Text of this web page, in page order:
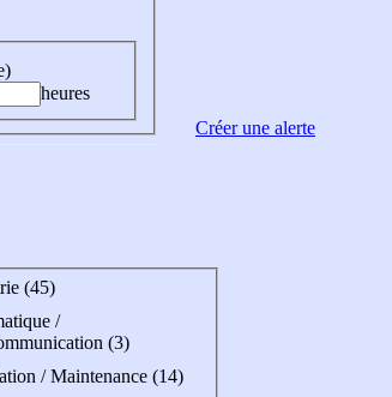
heures
(45)
/
(3)
/ Maintenance (14)
Créer une alerte